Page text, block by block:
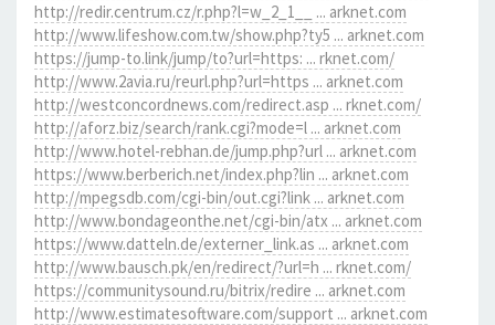
http://redir.centrum.cz/r.php?l=w_2_1__ ... arknet.com
http://www.lifeshow.com.tw/show.php?ty5 ... arknet.com
https://jump-to.link/jump/to?url=https: ... rknet.com/
http://www.2avia.ru/reurl.php?url=https ... arknet.com
http://westconcordnews.com/redirect.asp ... rknet.com/
http://aforz.biz/search/rank.cgi?mode=l ... arknet.com
http://www.hotel-rebhan.de/jump.php?url ... arknet.com
https://www.berberich.net/index.php?lin ... arknet.com
http://mpegsdb.com/cgi-bin/out.cgi?link ... arknet.com
http://www.bondageonthe.net/cgi-bin/atx ... arknet.com
https://www.datteln.de/externer_link.as ... arknet.com
http://www.bausch.pk/en/redirect/?url=h ... rknet.com/
https://communitysound.ru/bitrix/redire ... arknet.com
http://www.estimatesoftware.com/support ... arknet.com